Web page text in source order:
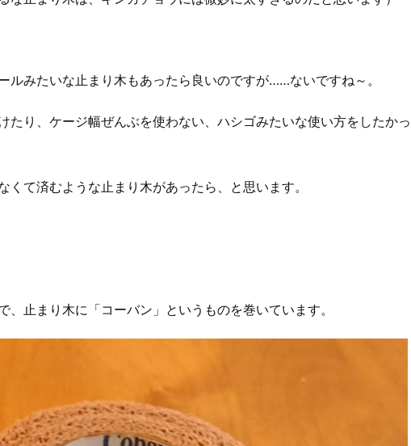
ルみたいな止まり木もあったら良いのですが……ないですね～。
たり、ケージ幅ぜんぶを使わない、ハシゴみたいな使い方をしたかっ
くて済むような止まり木があったら、と思います。
、止まり木に「コーバン」というものを巻いています。